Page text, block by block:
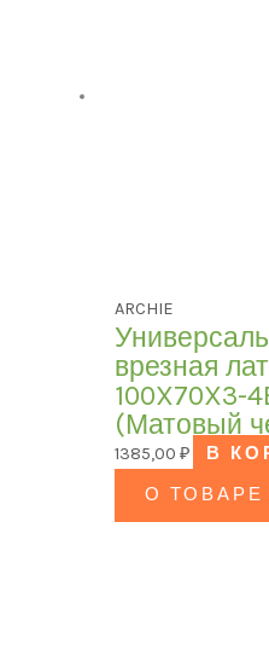
ARCHIE
врезная
100X70X3-
(Матовый
1385,00₽
В
О ТОВАРЕ